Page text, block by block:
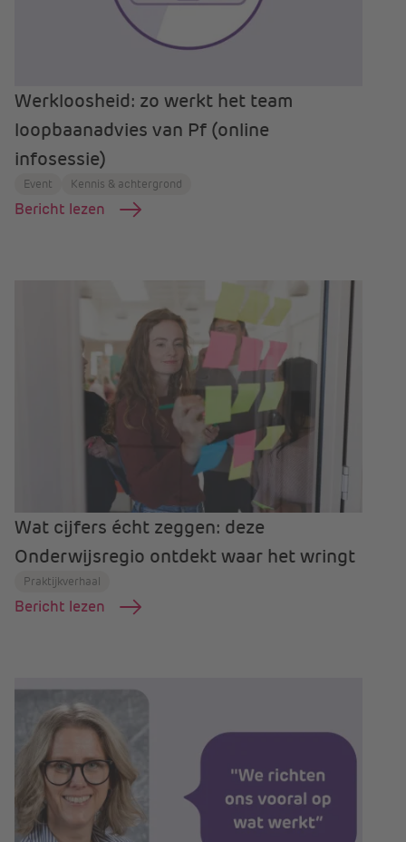
Werkloosheid: zo werkt het team
loopbaanadvies van Pf (online
infosessie)
Event Kennis & achtergrond
Bericht lezen
Wat cijfers écht zeggen: deze
Onderwijsregio ontdekt waar het wringt
Praktijkverhaal
Bericht lezen